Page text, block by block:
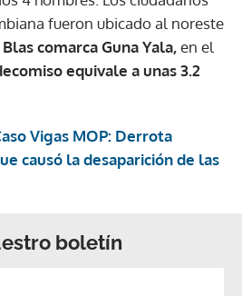
fueron ubicado al noreste
comarca Guna Yala,en el
equivale a unas 3.2
Vigas MOP: Derrota
causó la desaparición de las
boletín